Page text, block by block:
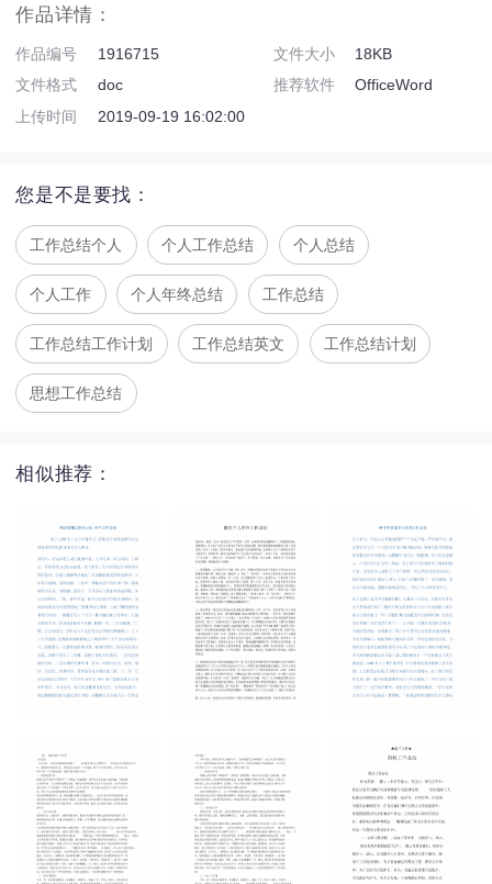
作品详情：
作品编号 1916715 文件大小
18KB
文件格式
doc 推荐软件
OfficeWord
上传时间
2019-09-19 16:02:00
您是不是要找：
工作总结个人 个人工作总结 个人总结
个人工作 个人年终总结 工作总结
工作总结工作计划 工作总结英文 工作总结计划
思想工作总结
相似推荐：